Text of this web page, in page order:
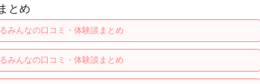
とめ
みんなの口コミ・体験談まとめ
みんなの口コミ・体験談まとめ